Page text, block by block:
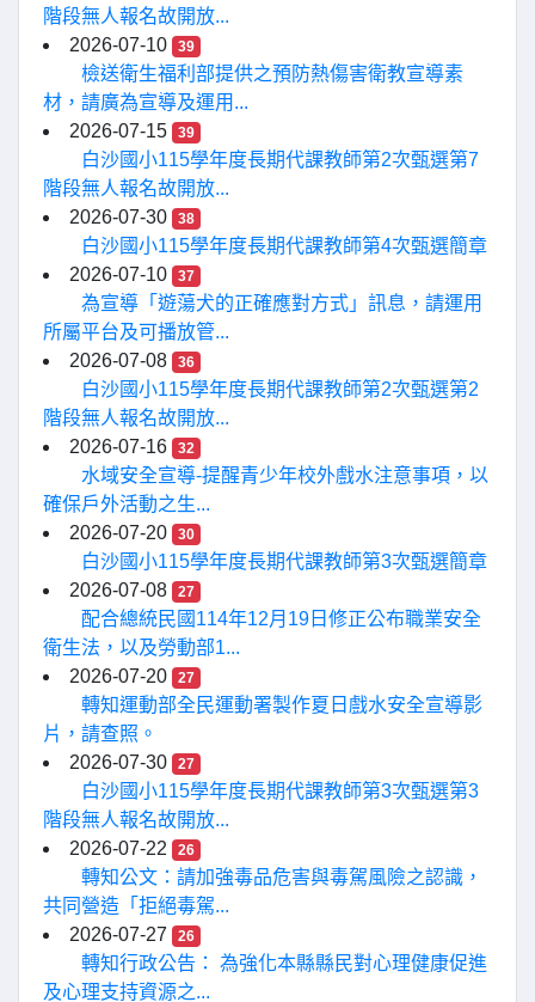
階段無人報名故開放...
2026-07-10
39
檢送衛生福利部提供之預防熱傷害衛教宣導素
材，請廣為宣導及運用...
2026-07-15
39
白沙國小115學年度長期代課教師第2次甄選第7
階段無人報名故開放...
2026-07-30
38
白沙國小115學年度長期代課教師第4次甄選簡章
2026-07-10
37
為宣導「遊蕩犬的正確應對方式」訊息，請運用
所屬平台及可播放管...
2026-07-08
36
白沙國小115學年度長期代課教師第2次甄選第2
階段無人報名故開放...
2026-07-16
32
水域安全宣導-提醒青少年校外戲水注意事項，以
確保戶外活動之生...
2026-07-20
30
白沙國小115學年度長期代課教師第3次甄選簡章
2026-07-08
27
配合總統民國114年12月19日修正公布職業安全
衛生法，以及勞動部1...
2026-07-20
27
轉知運動部全民運動署製作夏日戲水安全宣導影
片，請查照。
2026-07-30
27
白沙國小115學年度長期代課教師第3次甄選第3
階段無人報名故開放...
2026-07-22
26
轉知公文：請加強毒品危害與毒駕風險之認識，
共同營造「拒絕毒駕...
2026-07-27
26
轉知行政公告： 為強化本縣縣民對心理健康促進
及心理支持資源之...